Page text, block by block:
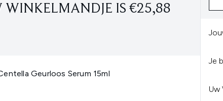
Je
Uw
IS €25,88
Geurloos Serum 15ml